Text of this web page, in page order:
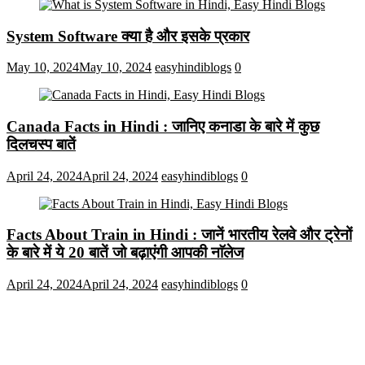
System Software क्या है और इसके प्रकार
May 10, 2024May 10, 2024 easyhindiblogs 0
Canada Facts in Hindi : जानिए कनाडा के बारे में कुछ
दिलचस्प बातें
April 24, 2024April 24, 2024 easyhindiblogs 0
Facts About Train in Hindi : जानें भारतीय रेलवे और ट्रेनों
के बारे में ये 20 बातें जो बढ़ाएंगी आपकी नाॅलेज
April 24, 2024April 24, 2024 easyhindiblogs 0